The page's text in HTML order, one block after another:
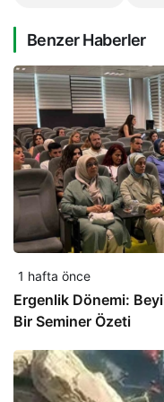
Benzer Haberler
1 hafta önce
Ergenlik Dönemi:
Bir Seminer Özeti